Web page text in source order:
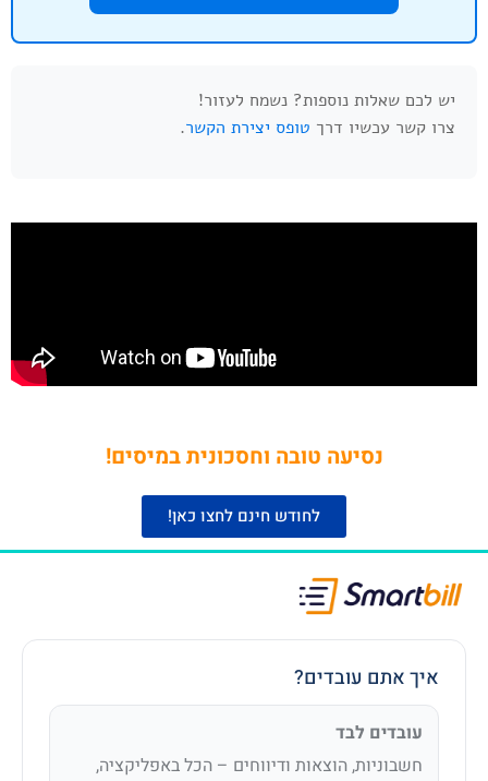
יש לכם שאלות נוספות? נשמח לעזור!
צרו קשר עכשיו דרך טופס יצירת הקשר.
נסיעה טובה וחסכונית במיסים!
לחודש חינם לחצו כאן!
איך אתם עובדים?
עובדים לבד
חשבוניות, הוצאות ודיווחים – הכל באפליקציה,